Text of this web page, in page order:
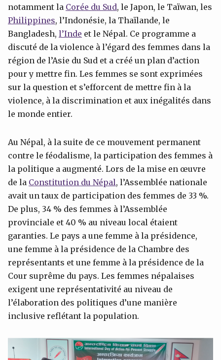
notamment la Corée du Sud, le Japon, le Taïwan, les
Philippines, l’Indonésie, la Thaïlande, le
Bangladesh, l’Inde et le Népal. Ce programme a
discuté de la violence à l’égard des femmes dans la
région de l’Asie du Sud et a créé un plan d’action
pour y mettre fin. Les femmes se sont exprimées
sur la question et s’efforcent de mettre fin à la
violence, à la discrimination et aux inégalités dans
le monde entier.
Au Népal, à la suite de ce mouvement permanent
contre le féodalisme, la participation des femmes à
la politique a augmenté. Lors de la mise en œuvre
de la Constitution du Népal, l’Assemblée nationale
avait un taux de participation des femmes de 33 %.
De plus, 34 % des femmes à l’Assemblée
provinciale et 40 % au niveau local étaient
garanties. Le pays a une femme à la présidence,
une femme à la présidence de la Chambre des
représentants et une femme à la présidence de la
Cour suprême du pays. Les femmes népalaises
exigent une représentativité au niveau de
l’élaboration des politiques d’une manière
inclusive reflétant la population.